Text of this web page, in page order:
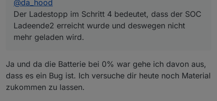
Leistung sieht, wenn es mal wieder passiert , wäre auch
hilfreich und zu guter Letzt ist es auch gut
DebugAusgabe
LogAusgabeRegelung
auf true zu
setzen und das LOG File zu schicken.
Wenn ich mir das LOG File weiter oben ansehe, sieht es
bedeutet, dass der SOC Ladeende2 erreicht wurde und
deswegen nicht mehr geladen wird.
Probleme, aber ausschließen will ich es auch nicht :-)
@da_hood
Der Ladestopp im Schritt 4 bedeutet, dass der SOC
Ladeende2 erreicht wurde und deswegen nicht
mehr geladen wird.
Ja und da die Batterie bei 0% war gehe ich davon aus,
dass es ein Bug ist. Ich versuche dir heute noch Material
zukommen zu lassen.